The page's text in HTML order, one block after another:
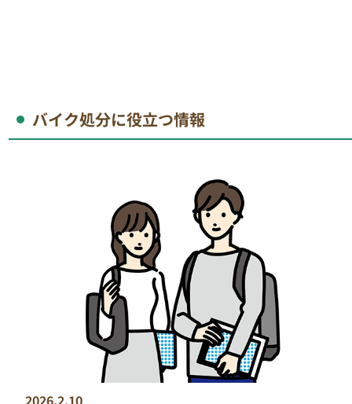
バイク処分に役立つ情報
2026.2.10